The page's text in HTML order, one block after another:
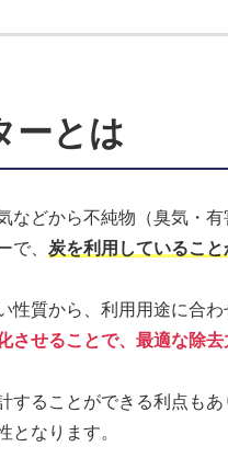
ーとは
などから不純物（臭気・
で、 炭を利用しているこ
性質から、利用用途に合わ
させることで、最適な除
することができる利点も
となります。